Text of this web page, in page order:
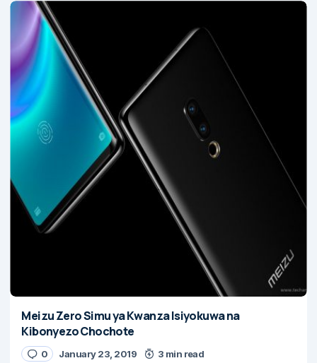
Meizu Zero Simu ya Kwanza Isiyokuwa na
Kibonyezo Chochote
0 January 23, 2019 3 min read